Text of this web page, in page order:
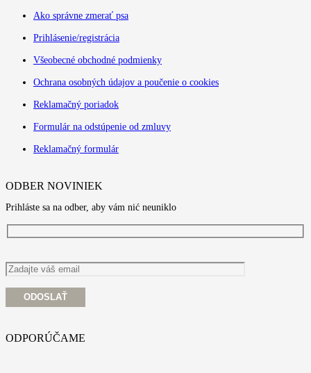
Ako správne zmerať psa
Prihlásenie/registrácia
Všeobecné obchodné podmienky
Ochrana osobných údajov a poučenie o cookies
Reklamačný poriadok
Formulár na odstúpenie od zmluvy
Reklamačný formulár
ODBER NOVINIEK
Prihláste sa na odber, aby vám nić neuniklo
ODPORÚČAME